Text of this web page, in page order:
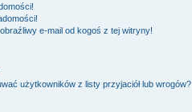
e-mail od kogoś z tej witryny!
użytkowników z listy przyjaciół lub wrogów?